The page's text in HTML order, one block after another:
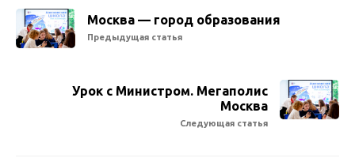
Москва — город образования
Предыдущая статья
Урок с Министром. Мегаполис
Москва
Следующая статья